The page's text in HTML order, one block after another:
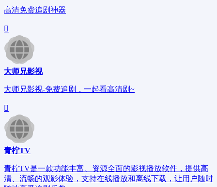
高清免费追剧神器
大师兄影视
大师兄影视-免费追剧，一起看高清剧~
青柠TV
青柠TV是一款功能丰富、资源全面的影视播放软件，提供高
清、流畅的观影体验，支持在线播放和离线下载，让用户随时